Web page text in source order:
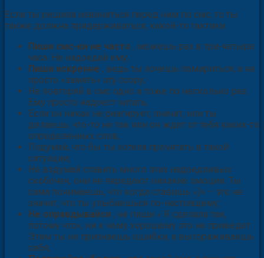
Если ты решила извиниться перед ним по смс, то ты
также должна придерживаться, какой-то тактики.
Пиши смс-ки не часто , можешь раз в три-четыре
часа. Не надоедай ему;
Пиши искренне , ведь ты хочешь помириться, а не
просто «замять» эту ссору;
Не повторяй в смс одно и тоже по несколько раз.
Ему просто надоест читать;
Если он никак не реагирует, значит, или ты
делаешь, что-то не так или он ждет от тебя каких-то
определенных слов;
Подумай, что бы ты хотела прочитать в такой
ситуации;
Не вздумай ставить много этих надоедливых
скобочек, они не передают никакие эмоции. Ты
сама понимаешь, что когда ставишь «)» – это не
значит, что ты улыбаешься по-настоящему;
Не оправдывайся , не пиши « Я сделала так,
потому что», ни к чему хорошему это не приведет.
Этим ты не признаешь ошибки, а выгораживаешь
себя;